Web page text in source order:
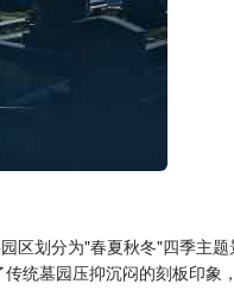
区划分为"春夏秋冬"四季主
统墓园压抑沉闷的刻板印象